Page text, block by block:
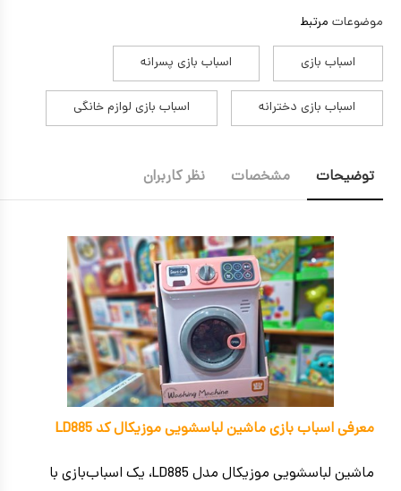
موضوعات مرتبط
اسباب بازی اسباب بازی پسرانه
اسباب بازی دخترانه اسباب بازی لوازم خانگی
توضیحات مشخصات نظر کاربران
معرفی اسباب بازی ماشین لباسشویی موزیکال کد LD885
ماشین لباسشویی موزیکال مدل LD885، یک اسباب‌بازی با